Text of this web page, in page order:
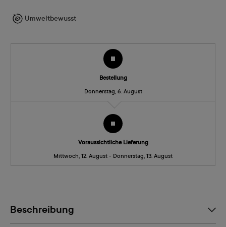
Umweltbewusst
Bestellung
Donnerstag, 6. August
Voraussichtliche Lieferung
Mittwoch, 12. August - Donnerstag, 13. August
Beschreibung